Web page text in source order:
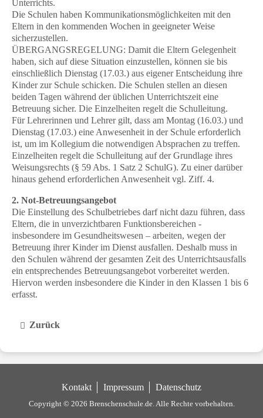
Unterrichts.
Die Schulen haben Kommunikationsmöglichkeiten mit den
Eltern in den kommenden Wochen in geeigneter Weise
sicherzustellen.
ÜBERGANGSREGELUNG: Damit die Eltern Gelegenheit
haben, sich auf diese Situation einzustellen, können sie bis
einschließlich Dienstag (17.03.) aus eigener Entscheidung ihre
Kinder zur Schule schicken. Die Schulen stellen an diesen
beiden Tagen während der üblichen Unterrichtszeit eine
Betreuung sicher. Die Einzelheiten regelt die Schulleitung.
Für Lehrerinnen und Lehrer gilt, dass am Montag (16.03.) und
Dienstag (17.03.) eine Anwesenheit in der Schule erforderlich
ist, um im Kollegium die notwendigen Absprachen zu treffen.
Einzelheiten regelt die Schulleitung auf der Grundlage ihres
Weisungsrechts (§ 59 Abs. 1 Satz 2 SchulG). Zu einer darüber
hinaus gehend erforderlichen Anwesenheit vgl. Ziff. 4.
2. Not-Betreuungsangebot
Die Einstellung des Schulbetriebes darf nicht dazu führen, dass
Eltern, die in unverzichtbaren Funktionsbereichen -
insbesondere im Gesundheitswesen – arbeiten, wegen der
Betreuung ihrer Kinder im Dienst ausfallen. Deshalb muss in
den Schulen während der gesamten Zeit des Unterrichtsausfalls
ein entsprechendes Betreuungsangebot vorbereitet werden.
Hiervon werden insbesondere die Kinder in den Klassen 1 bis 6
erfasst.
Zurück
Copyright © 2026 Brenschenschule.de.Alle Rechte vorbehalten.
Kontakt Impressum Datenschutz